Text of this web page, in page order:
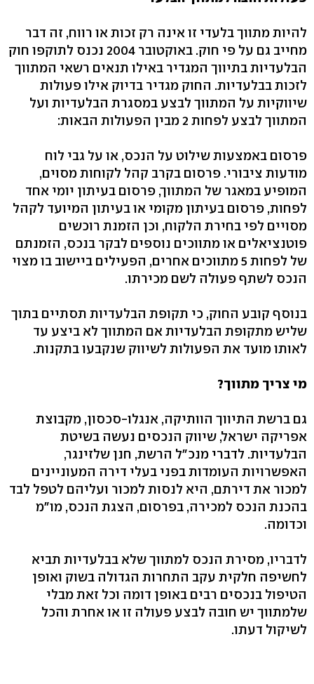
להיות מתווך בלעדי זו אינה רק זכות או רווח, זה דבר
מחייב גם על פי חוק. באוקטובר 2004 נכנס לתוקפו חוק
הבלעדיות בתיווך המגדיר באילו תנאים רשאי המתווך
לזכות בבלעדיות. החוק מגדיר בדיוק אילו פעולות
שיווקיות על המתווך לבצע במסגרת הבלעדיות ועל
המתווך לבצע לפחות 2 מבין הפעולות הבאות:
פרסום באמצעות שילוט על הנכס, או על גבי לוח
מודעות ציבורי. פרסום בקרב קהל לקוחות מסוים,
המופיע במאגר של המתווך, פרסום בעיתון יומי אחד
לפחות, פרסום בעיתון מקומי או בעיתון המיועד לקהל
מסויים לפי בחירת הלקוח, וכן הזמנת רוכשים
פוטנציאלים או מתווכים נוספים לבקר בנכס, הזמנתם
של לפחות 5 מתווכים אחרים, הפעילים ביישוב בו מצוי
הנכס לשתף פעולה לשם מכירתו.
בנוסף קובע החוק, כי תקופת הבלעדיות תסתיים בתוך
שליש מתקופת הבלעדיות אם המתווך לא ביצע עד
לאותו מועד את הפעולות לשיווק שנקבעו בתקנות.
מי צריך מתווך?
גם ברשת התיווך הוותיקה, אנגלו-סכסון, מקבוצת
אפריקה ישראל, שיווק הנכסים נעשה בשיטת
הבלעדיות. לדברי מנכ"ל הרשת, חנן שלזינגר,
האפשרויות העומדות בפני בעלי דירה המעוניינים
למכור את דירתם, היא לנסות למכור ועליהם לטפל לבד
בהכנת הנכס למכירה, בפרסום, הצגת הנכס, מו"מ
וכדומה.
לדבריו, מסירת הנכס למתווך שלא בבלעדיות תביא
לחשיפה חלקית עקב התחרות הגדולה בשוק ואופן
הטיפול בנכסים רבים באופן דומה וכל זאת מבלי
שלמתווך יש חובה לבצע פעולה זו או אחרת והכל
לשיקול דעתו.